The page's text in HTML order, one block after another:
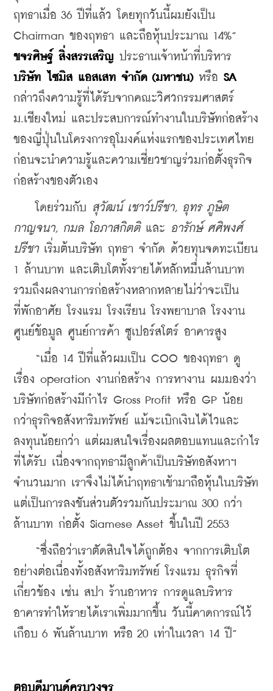
ฤทธาเมื่อ 36 ปีที่แล้ว โดยทุกวันนี้ผมยังเป็น
ขจรศิษฐ์ สิ่งสรรเสริญ
บริษัท ไซมิส แอสเสท จำกัด (มหาชน) หรือ
กล่าวถึงความรู้ที่ได้รับจากคณะวิศวกรรมศาสตร์
ม.เชียงใหม่ และประสบการณ์ทำงานในบริษัทก่อสร้าง
ของญี่ปุ่นในโครงการอุโมงค์แห่งแรกของประเทศไทย
ก่อนจะนำความรู้และความเชี่ยวชาญร่วมก่อตั้งธุรกิจ
ก่อสร้างของตัวเอง
โดยร่วมกับ
สุวัฒน์ เชาว์ปรีชา, อุทร ภูษิต
กาญจนา, กมล โอภาสกิตติ และ
อารักษ์ ศศิพงศ์
ปรีชา เริ่มต้นบริษัท ฤทธา จำกัด ด้วยทุนจดทะเบียน
1 ล้านบาท และเติบโตทั้งรายได้หลักหมื่นล้านบาท
รวมถึงผลงานการก่อสร้างหลากหลายไม่ว่าจะเป็น
ที่พักอาศัย โรงแรม โรงเรียน โรงพยาบาล โรงงาน
ศูนย์ข้อมูล ศูนย์การค้า ซูเปอร์สโตร์ อาคารสูง
“เมื่อ 14 ปีที่แล้วผมเป็น COO ของฤทธา ดู
เรื่อง operation งานก่อสร้าง การหางาน ผมมองว่า
บริษัทก่อสร้างมีกำไร Gross Profit หรือ GP น้อย
กว่าธุรกิจอสังหาริมทรัพย์ แม้จะเบิกเงินได้ไวและ
ลงทุนน้อยกว่า แต่ผมสนใจเรื่องผลตอบแทนและกำไร
ที่ได้รับ เนื่องจากฤทธามีลูกค้าเป็นบริษัทอสังหาฯ
จำนวนมาก เราจึงไม่ได้นำฤทธาเข้ามาถือหุ้นในบริษัท
แต่เป็นการลงขันส่วนตัวรวมกันประมาณ 300 กว่า
ล้านบาท ก่อตั้ง Siamese Asset ขึ้นในปี 2553
“ซึ่งถือว่าเราตัดสินใจได้ถูกต้อง จากการเติบโต
อย่างต่อเนื่องทั้งอสังหาริมทรัพย์ โรงแรม ธุรกิจที่
เกี่ยวข้อง เช่น สปา ร้านอาหาร การดูแลบริหาร
อาคารทำให้รายได้เราเพิ่มมากขึ้น วันนี้คาดการณ์ไว้
เกือบ 6 พันล้านบาท หรือ 20 เท่าในเวลา 14 ปี”
ตอบดีมานด์ครบวงจร